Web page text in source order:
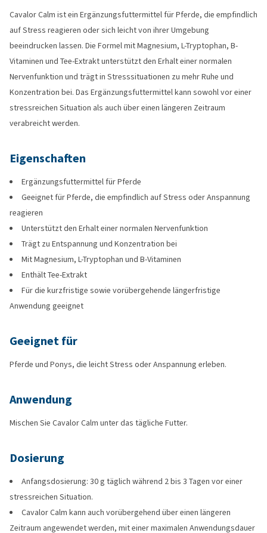
Cavalor Calm ist ein Ergänzungsfuttermittel für Pferde, die empfindlich
auf Stress reagieren oder sich leicht von ihrer Umgebung
beeindrucken lassen. Die Formel mit Magnesium, L-Tryptophan, B-
Vitaminen und Tee-Extrakt unterstützt den Erhalt einer normalen
Nervenfunktion und trägt in Stresssituationen zu mehr Ruhe und
Konzentration bei. Das Ergänzungsfuttermittel kann sowohl vor einer
stressreichen Situation als auch über einen längeren Zeitraum
verabreicht werden.
Eigenschaften
Ergänzungsfuttermittel für Pferde
Geeignet für Pferde, die empfindlich auf Stress oder Anspannung
reagieren
Unterstützt den Erhalt einer normalen Nervenfunktion
Trägt zu Entspannung und Konzentration bei
Mit Magnesium, L-Tryptophan und B-Vitaminen
Enthält Tee-Extrakt
Für die kurzfristige sowie vorübergehende längerfristige
Anwendung geeignet
Geeignet für
Pferde und Ponys, die leicht Stress oder Anspannung erleben.
Anwendung
Mischen Sie Cavalor Calm unter das tägliche Futter.
Dosierung
Anfangsdosierung: 30 g täglich während 2 bis 3 Tagen vor einer
stressreichen Situation.
Cavalor Calm kann auch vorübergehend über einen längeren
Zeitraum angewendet werden, mit einer maximalen Anwendungsdauer